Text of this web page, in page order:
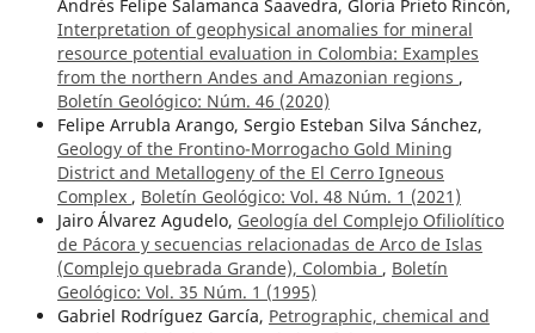
Andrés Felipe Salamanca Saavedra, Gloria Prieto Rincón,
Interpretation of geophysical anomalies for mineral
resource potential evaluation in Colombia: Examples
from the northern Andes and Amazonian regions ,
Boletín Geológico: Núm. 46 (2020)
Felipe Arrubla Arango, Sergio Esteban Silva Sánchez,
Geology of the Frontino-Morrogacho Gold Mining
District and Metallogeny of the El Cerro Igneous
Complex , Boletín Geológico: Vol. 48 Núm. 1 (2021)
Jairo Álvarez Agudelo, Geología del Complejo Ofiliolítico
de Pácora y secuencias relacionadas de Arco de Islas
(Complejo quebrada Grande), Colombia , Boletín
Geológico: Vol. 35 Núm. 1 (1995)
Gabriel Rodríguez García, Petrographic, chemical and